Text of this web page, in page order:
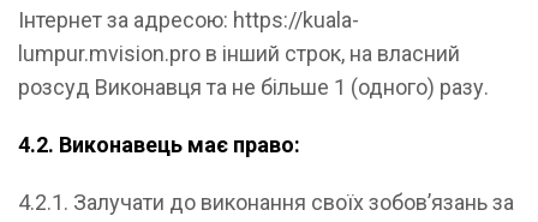
Інтернет за адресою: https://kuala-
lumpur.mvision.pro в інший строк, на власний
розсуд Виконавця та не більше 1 (одного) разу.
4.2. Виконавець має право:
4.2.1. Залучати до виконання своїх зобов’язань за